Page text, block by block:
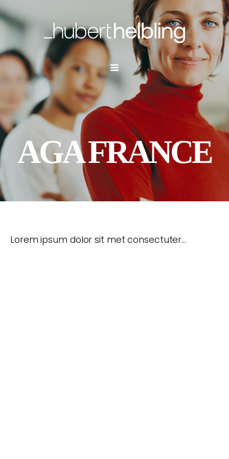
AGA FRANCE
Lorem ipsum dolor sit met consectuter…